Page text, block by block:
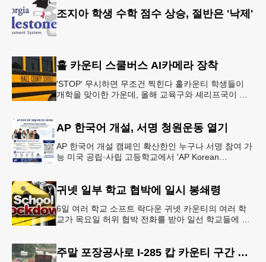
조지아 학생 수학 점수 상승, 절반은 '낙제'
홀 카운티 스쿨버스 AI카메라 장착
'STOP' 무시하면 무조건 찍힌다 홀카운티 학생들이
개학을 맞이한 가운데, 올해 교육구와 셰리프국이 학
AP 한국어 개설, 서명 청원운동 열기
AP 한국어 개설 캠페인 확산한인 누구나 서명 참여 가
능 미국 공립·사립 고등학교에서 'AP Korean
귀넷 일부 학교 협박에 일시 봉쇄령
6일 여러 학교 소프트 락다운 귀넷 카운티의 여러 학
교가 목요일 허위 협박 전화를 받아 일선 학교들에 일
주말 포장공사로 I-285 캅 카운티 구간 통행금지